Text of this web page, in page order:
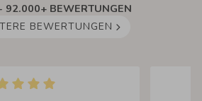
BEWERTUNGEN
BEWERTUNGEN